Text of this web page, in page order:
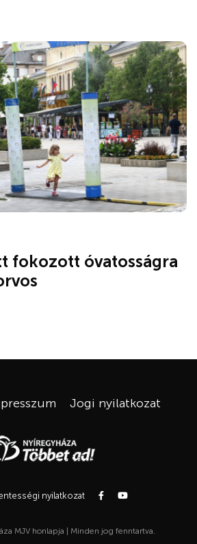
fokozott óvatosságra
Jogi nyilatkozat
nyilatkozat
MJV honlapja | Minden jog fenntartva.